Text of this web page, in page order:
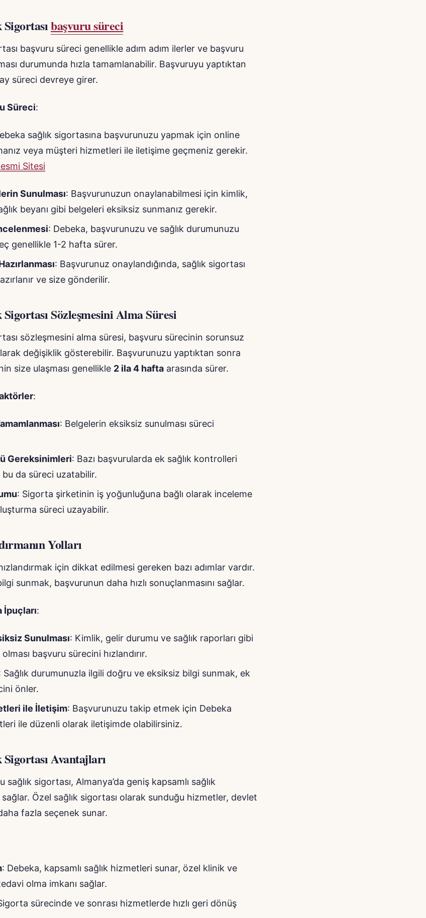
Sigortasıbaşvuru süreci
başvuru süreci genellikle adım adım ilerler ve başvuru
durumunda hızla tamamlanabilir. Başvuruyu yaptıktan
süreci devreye girer.
Süreci:
sağlık sigortasına başvurunuzu yapmak için online
veya müşteri hizmetleri ile iletişime geçmeniz gerekir.
Sitesi
Sunulması: Başvurunuzun onaylanabilmesi için kimlik,
beyanı gibi belgeleri eksiksiz sunmanız gerekir.
: Debeka, başvurunuzu ve sağlık durumunuzu
genellikle 1-2 hafta sürer.
: Başvurunuz onaylandığında, sağlık sigortası
ve size gönderilir.
Sigortası Sözleşmesini Alma Süresi
sözleşmesini alma süresi, başvuru sürecinin sorunsuz
değişiklik gösterebilir. Başvurunuzu yaptıktan sonra
size ulaşması genellikle 2 ila 4 hafta arasında sürer.
:
: Belgelerin eksiksiz sunulması süreci
Gereksinimleri: Bazı başvurularda ek sağlık kontrolleri
da süreci uzatabilir.
: Sigorta şirketinin iş yoğunluğuna bağlı olarak inceleme
süreci uzayabilir.
Yolları
için dikkat edilmesi gereken bazı adımlar vardır.
sunmak, başvurunun daha hızlı sonuçlanmasını sağlar.
İpuçları:
Sunulması: Kimlik, gelir durumu ve sağlık raporları gibi
başvuru sürecini hızlandırır.
Sağlık durumunuzla ilgili doğru ve eksiksiz bilgi sunmak, ek
önler.
ile İletişim: Başvurunuzu takip etmek için Debeka
ile düzenli olarak iletişimde olabilirsiniz.
Sigortası Avantajları
sağlık sigortası, Almanya’da geniş kapsamlı sağlık
Özel sağlık sigortası olarak sunduğu hizmetler, devlet
fazla seçenek sunar.
: Debeka, kapsamlı sağlık hizmetleri sunar, özel klinik ve
olma imkanı sağlar.
sürecinde ve sonrası hizmetlerde hızlı geri dönüş